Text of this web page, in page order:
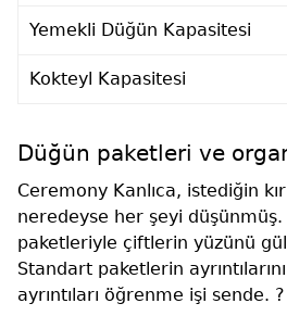
Yemekli Düğün Kapasitesi
Kokteyl Kapasitesi
Düğün paketleri ve
Ceremony Kanlıca, istediğin
neredeyse her şeyi
paketleriyle çiftlerin yüzünü
Standart paketlerin
ayrıntıları öğrenme işi sende. ?